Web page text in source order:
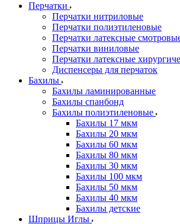
Перчатки
Перчатки нитриловые
Перчатки полиэтиленовые
Перчатки латексные
Перчатки виниловые
Перчатки латексные
Диспенсеры для перчаток
Бахилы
Бахилы ламинированные
Бахилы спанбонд
Бахилы полиэтиленовые
Бахилы 17 мкм
Бахилы 20 мкм
Бахилы 60 мкм
Бахилы 80 мкм
Бахилы 30 мкм
Бахилы 100 мкм
Бахилы 50 мкм
Бахилы 40 мкм
Бахилы детские
Шприцы Иглы